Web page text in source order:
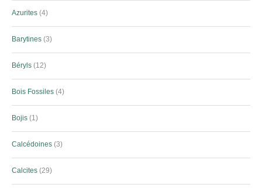
Azurites 4
Barytines 3
Béryls 12
Bois Fossiles 4
Bojis 1
Calcédoines 3
Calcites 29